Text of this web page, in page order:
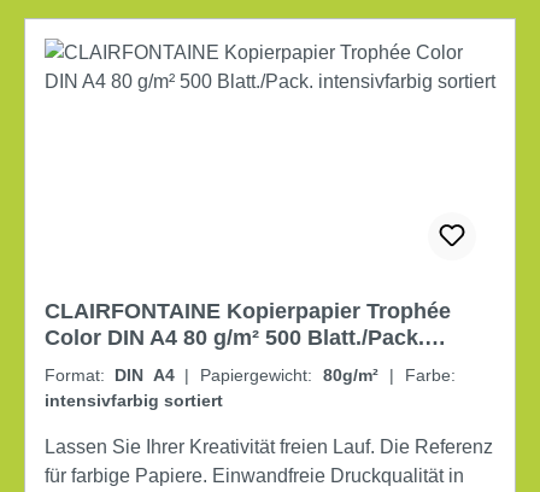
CLAIRFONTAINE Kopierpapier Trophée
Color DIN A4 80 g/m² 500 Blatt./Pack.
intensivfarbig sortiert
Format: DIN A4 | Papiergewicht: 80g/m² |
Farbe:
intensivfarbig sortiert
Lassen Sie Ihrer Kreativität freien Lauf. Die Referenz
für farbige Papiere. Einwandfreie Druckqualität in